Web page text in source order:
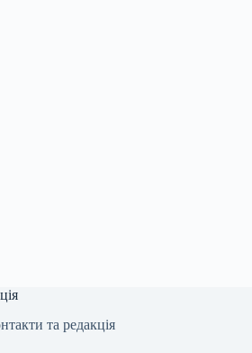
та редакція